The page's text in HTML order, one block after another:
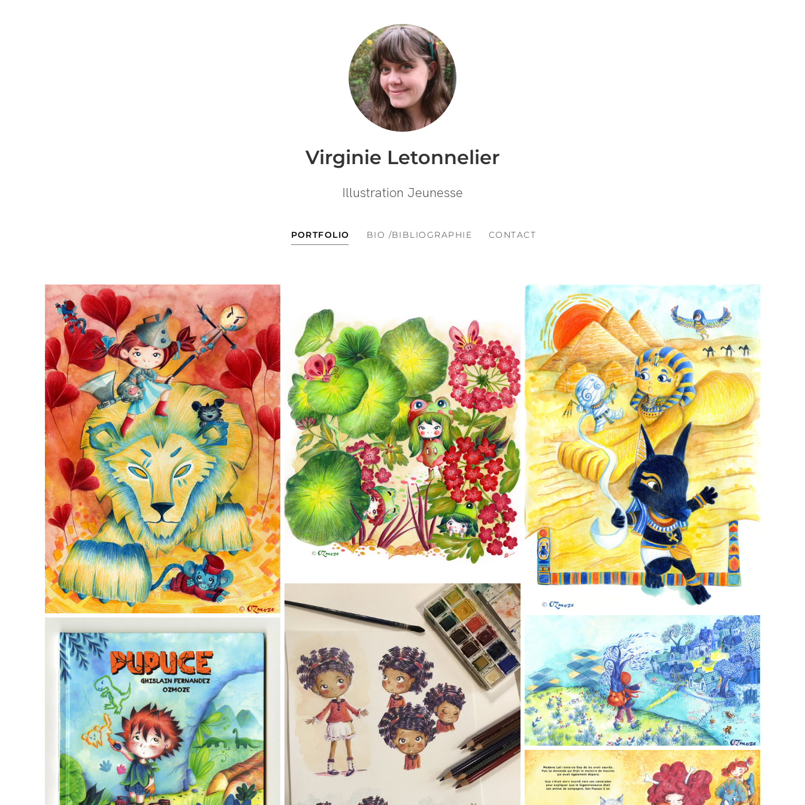
Virginie Letonnelier
Illustration Jeunesse
PORTFOLIO BIO /BIBLIOGRAPHIE CONTACT